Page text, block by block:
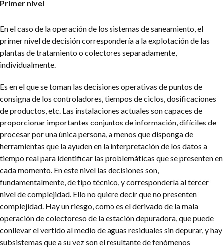
Primer nivel
En el caso de la operación de los sistemas de saneamiento, el
primer nivel de decisión correspondería a la explotación de las
plantas de tratamiento o colectores separadamente,
individualmente.
Es en el que se toman las decisiones operativas de puntos de
consigna de los controladores, tiempos de ciclos, dosificaciones
de productos, etc. Las instalaciones actuales son capaces de
proporcionar importantes conjuntos de información, difíciles de
procesar por una única persona, a menos que disponga de
herramientas que la ayuden en la interpretación de los datos a
tiempo real para identificar las problemáticas que se presenten en
cada momento. En este nivel las decisiones son,
fundamentalmente, de tipo técnico, y correspondería al tercer
nivel de complejidad. Ello no quiere decir que no presenten
complejidad. Hay un riesgo, como es el derivado de la mala
operación de colectoreso de la estación depuradora, que puede
conllevar el vertido al medio de aguas residuales sin depurar, y hay
subsistemas que a su vez son el resultante de fenómenos